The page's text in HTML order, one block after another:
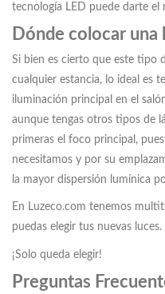
tecnología LED puede darte
Dónde colocar una
Si bien es cierto que este tipo
cualquier estancia, lo ideal es
iluminación principal en el
aunque tengas otros tipos de
primeras el foco principal,
necesitamos y por su
la mayor dispersión lumínica
En Luzeco.com tenemos
puedas elegir tus nuevas luces.
¡Solo queda elegir!
Preguntas